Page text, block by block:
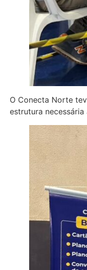
O Conecta Norte
estrutura